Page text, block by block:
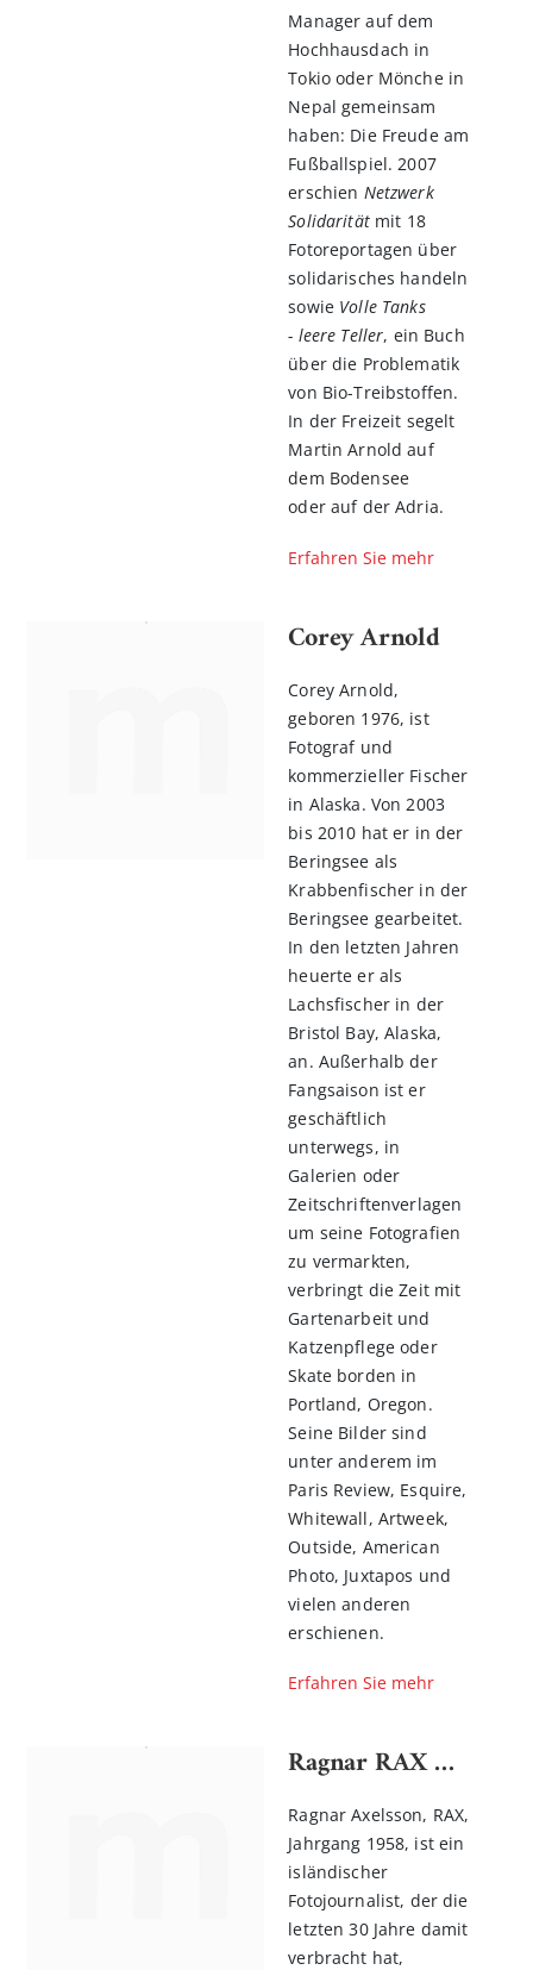
Manager auf dem
Hochhausdach in
Tokio oder Mönche in
Nepal gemeinsam
haben: Die Freude am
Fußballspiel. 2007
erschien Netzwerk
Solidaritätmit 18
Fotoreportagen über
solidarisches handeln
sowie Volle Tanks
- leere Teller, ein Buch
über die Problematik
von Bio-Treibstoffen.
In der Freizeit segelt
Martin Arnold auf
dem Bodensee
oder auf der Adria.
Erfahren Sie mehr
Corey Arnold
Corey Arnold,
geboren 1976, ist
Fotograf und
kommerzieller Fischer
in Alaska. Von 2003
bis 2010 hat er in der
Beringsee als
Krabbenfischer in der
Beringsee gearbeitet.
In den letzten Jahren
heuerte er als
Lachsfischer in der
Bristol Bay, Alaska,
an. Außerhalb der
Fangsaison ist er
geschäftlich
unterwegs, in
Galerien oder
Zeitschriftenverlagen
um seine Fotografien
zu vermarkten,
verbringt die Zeit mit
Gartenarbeit und
Katzenpflege oder
Skate borden in
Portland, Oregon.
Seine Bilder sind
unter anderem im
Paris Review, Esquire,
Whitewall, Artweek,
Outside, American
Photo, Juxtapos und
vielen anderen
erschienen.
Erfahren Sie mehr
Ragnar RAX Axelsson
Ragnar Axelsson, RAX,
Jahrgang 1958, ist ein
isländischer
Fotojournalist, der die
letzten 30 Jahre damit
verbracht hat,